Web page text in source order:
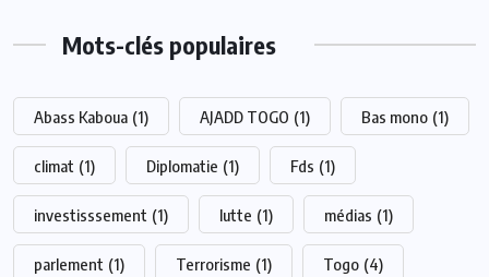
Mots-clés populaires
Abass Kaboua (1) AJADD TOGO (1) Bas mono (1)
climat (1) Diplomatie (1) Fds (1)
investisssement (1) lutte (1) médias (1)
parlement (1) Terrorisme (1) Togo (4)